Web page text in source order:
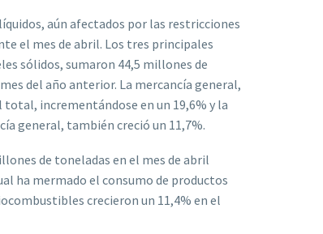
aún afectados por las restricciones
el mes de abril. Los tres principales
sólidos, sumaron 44,5 millones de
del año anterior. La mercancía general,
incrementándose en un 19,6% y la
general, también creció un 11,7%.
de toneladas en el mes de abril
ha mermado el consumo de productos
crecieron un 11,4% en el